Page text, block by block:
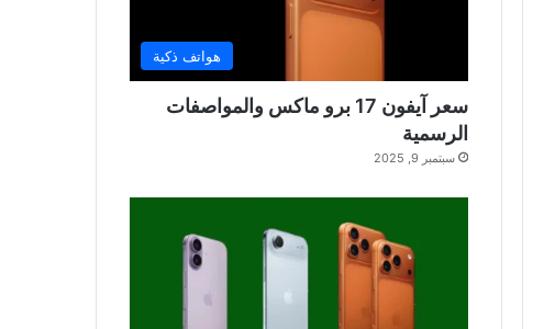
هواتف ذكية
سعر آيفون 17 برو ماكس والمواصفات
الرسمية
سبتمبر 9, 2025